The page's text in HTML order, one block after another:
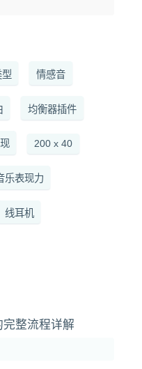
情感音
均衡器插件
200 x 40
乐表现力
线耳机
整流程详解